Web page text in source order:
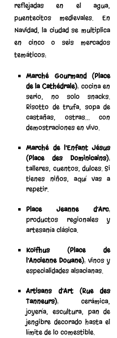
reflejadas en el agua,
puentecitos medievales. En
Navidad, la ciudad se multiplica
en cinco o seis mercados
temáticos:
Marché Gourmand (Place
de la Cathédrale): cocina en
serio, no solo snacks.
Risotto de trufa, sopa de
castañas, ostras… con
demostraciones en vivo.
Marché de l’Enfant Jésus
(Place des Dominicains):
talleres, cuentos, dulces. Si
tienes niños, aquí vas a
repetir.
Place Jeanne d’Arc:
productos regionales y
artesanía clásica.
Koïfhus (Place de
l’Ancienne Douane): vinos y
especialidades alsacianas.
Artisans d’Art (Rue des
Tanneurs): cerámica,
joyería, escultura, pan de
jengibre decorado hasta el
límite de lo comestible.